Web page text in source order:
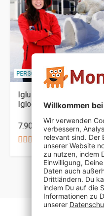
PERSONALISIERBAR
Iglu Bausatz für zuhause -
Igloo yourself
7.900,95 €